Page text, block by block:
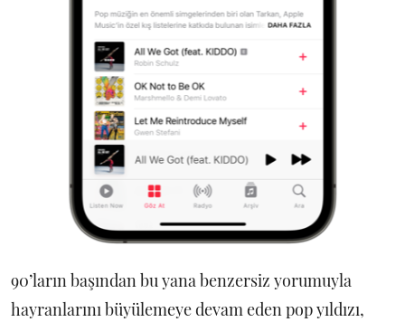
90’ların başından bu yana benzersiz yorumuyla
hayranlarını büyülemeye devam eden pop yıldızı,